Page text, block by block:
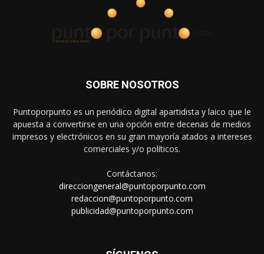
SOBRE NOSOTROS
Puntoporpunto es un periódico digital apartidista y laico que le
apuesta a convertirse en una opción entre decenas de medios
impresos y electrónicos en su gran mayoría atados a intereses
comerciales y/o políticos.
Contáctanos:
direcciongeneral@puntoporpunto.com
redaccion@puntoporpunto.com
publicidad@puntoporpunto.com